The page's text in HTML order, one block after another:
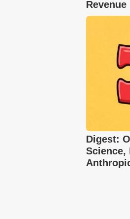
Revenue
Digest:
Science,